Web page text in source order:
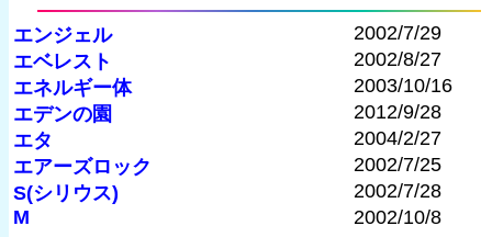
エンジェル
2002/7/29
エベレスト
2002/8/27
エネルギー体
2003/10/16
エデンの園
2012/9/28
エタ
2004/2/27
エアーズロック
2002/7/25
S(シリウス)
2002/7/28
M
2002/10/8